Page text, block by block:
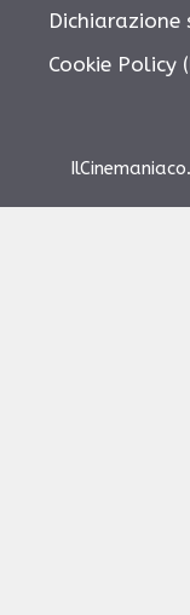
Dichiarazione
Cookie Policy